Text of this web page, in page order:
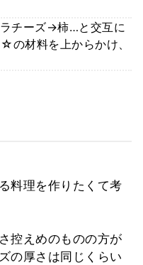
チーズ→柿…と交互に
の材料を上からかけ、
料理を作りたくて考
控えめのものの方が
の厚さは同じくらい